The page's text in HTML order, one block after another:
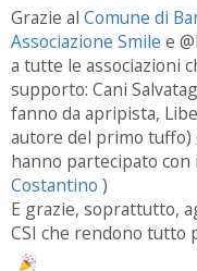
Grazie al Comune di
Associazione Smile e
a tutte le associazioni
supporto: Cani
fanno da apripista,
autore del primo tuffo)
hanno partecipato con
Costantino )
E grazie, soprattutto,
CSI che rendono tutto